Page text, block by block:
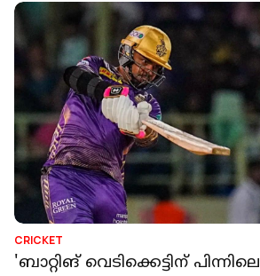
CRICKET
'ബാറ്റിങ് വെടിക്കെട്ടിന് പിന്നിലെ